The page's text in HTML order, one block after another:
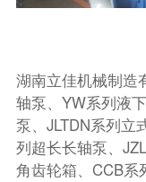
湖南立佳机械制造
轴泵、YW系列液
泵、JLTDN系列立
列超长长轴泵、
角齿轮箱、CCB系